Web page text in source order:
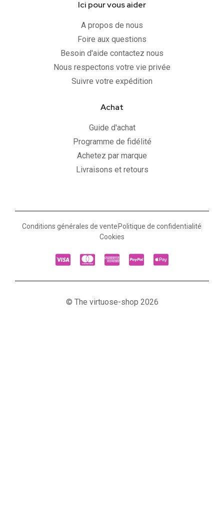
Ici pour vous aider
A propos de nous
Foire aux questions
Besoin d'aide contactez nous
Nous respectons votre vie privée
Suivre votre expédition
Achat
Guide d'achat
Programme de fidélité
Achetez par marque
Livraisons et retours
Conditions générales de ventePolitique de confidentialité
Cookies
© The virtuose-shop 2026